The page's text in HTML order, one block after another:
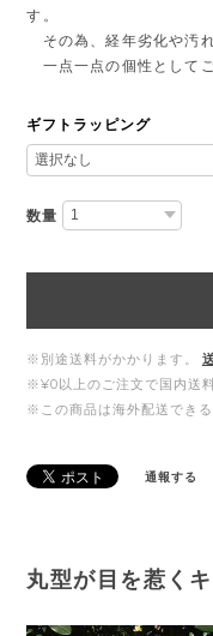
す。
その為、経年劣化や汚
一点一点の個性として
ギフトラッピング
数量
※別途送料がかかります。
※¥0以上のご注文で国内送
※この商品は海外配送できる
通報する
丸型が目を惹く